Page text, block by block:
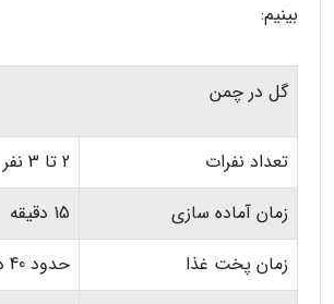
بینیم:
گل در چمن
تعداد نفرات
2 تا 3 نفر
زمان آماده سازی
15 دقیقه
زمان پخت غذا
حدود 40 دقیقه